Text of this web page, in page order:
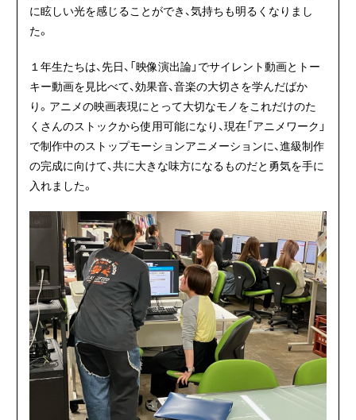
に眩しい光を感じることができ、気持ちも明るくなりまし
た。
１年生たちは、先日、「映像演出論」でサイレント動画とトー
キー動画を見比べて、効果音、音楽の大切さを学んだばか
り。アニメの映画表現にとって大切なモノをこれだけのた
くさんのストックから使用可能になり、現在「アニメワーク」
で制作中のストップモーションアニメーションに、進級制作
の完成に向けて、共に大きな味方になるものだと勇気を手に
入れました。